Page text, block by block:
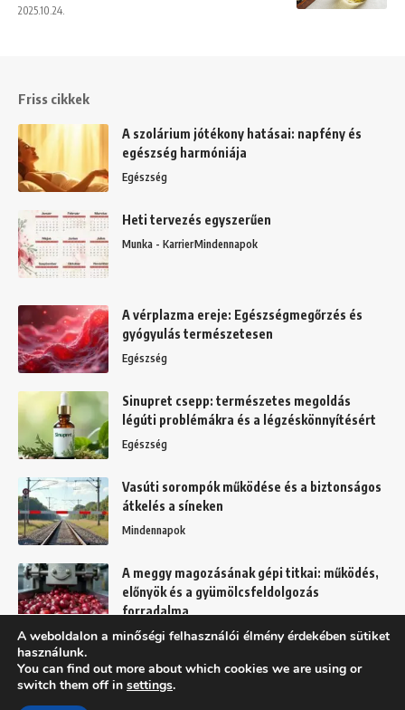
2025.10.24.
Friss cikkek
A szolárium jótékony hatásai: napfény és
egészség harmóniája
Egészség
Heti tervezés egyszerűen
Munka - KarrierMindennapok
A vérplazma ereje: Egészségmegőrzés és
gyógyulás természetesen
Egészség
Sinupret csepp: természetes megoldás
légúti problémákra és a légzéskönnyítésért
Egészség
Vasúti sorompók működése és a biztonságos
átkelés a síneken
Mindennapok
A meggy magozásának gépi titkai: működés,
előnyök és a gyümölcsfeldolgozás
forradalma
Kert
Felhasználási feltételek
A weboldalon a minőségi felhasználói élmény érdekében sütiket
használunk.
You can find out more about which cookies we are using or
switch them off in settings.